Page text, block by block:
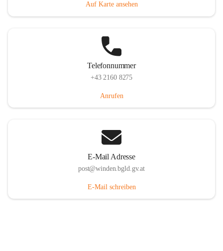
Auf Karte ansehen
Telefonnummer
+43 2160 8275
Anrufen
E-Mail Adresse
post@winden.bgld.gv.at
E-Mail schreiben